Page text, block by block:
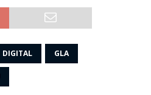
DIGITAL GLA